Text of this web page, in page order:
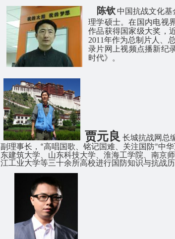
陈钦 中国抗战文化基
理学硕士。在国内电视
作品获得国家级大奖，
2011年作为总制片人、
录片网上视频点播新纪
时代》。
贾元良 长城抗战网总
副理事长， “高唱国歌、铭记国难、关注国防”中
东建筑大学、山东科技大学、淮海工学院、南京
江工业大学等三十余所高校进行国防知识与抗战